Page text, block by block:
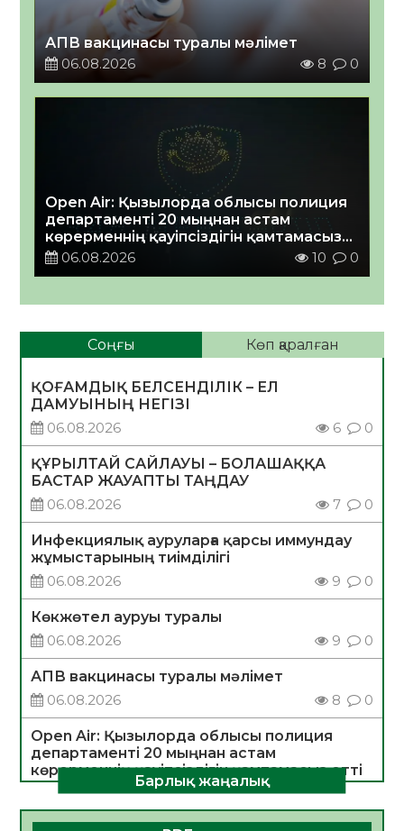
АПВ вакцинасы туралы мәлімет
06.08.2026
8 0
Open Air: Қызылорда облысы полиция
департаменті 20 мыңнан астам
көрерменнің қауіпсіздігін қамтамасыз
етті06.08.2026 10 0
Соңғы Көп қаралған
ҚОҒАМДЫҚ БЕЛСЕНДІЛІК – ЕЛ
ДАМУЫНЫҢ НЕГІЗІ
06.08.2026
6 0
ҚҰРЫЛТАЙ САЙЛАУЫ – БОЛАШАҚҚА
БАСТАР ЖАУАПТЫ ТАҢДАУ
06.08.2026
7 0
Инфекциялық ауруларға қарсы иммундау
жұмыстарының тиімділігі
06.08.2026
9 0
Көкжөтел ауруы туралы
06.08.2026
9 0
АПВ вакцинасы туралы мәлімет
06.08.2026
8 0
Open Air: Қызылорда облысы полиция
департаменті 20 мыңнан астам
көрерменнің қауіпсіздігін қамтамасыз етті
06.08.2026
10
Барлық жаңалық